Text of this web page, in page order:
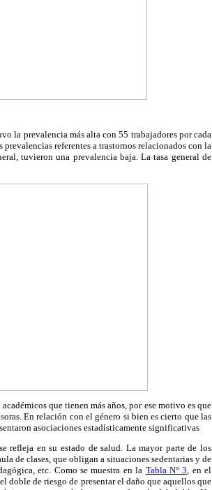
la prevalencia más alta con 55 trabajadores por cada
referentes a trastornos relacionados con la
tuvieron una prevalencia baja. La tasa general de
que tienen más años, por ese motivo es que
En relación con el género si bien es cierto que las
asociaciones estadísticamente significativas
refleja en su estado de salud. La mayor parte de los
de clases, que obligan a situaciones sedentarias y de
etc. Como se muestra en la Tabla N° 3 , en el
doble de riesgo de presentar el daño que aquellos que